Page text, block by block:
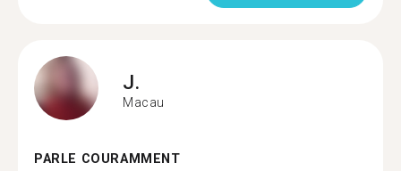
J.
Macau
PARLE COURAMMENT